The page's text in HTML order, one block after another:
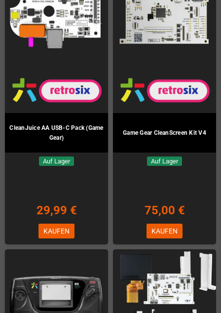
CleanJuice AA USB-C Pack (Game
Gear)
Auf Lager
29,99 €
KAUFEN
Game Gear CleanScreen Kit V4
Auf Lager
75,00 €
KAUFEN